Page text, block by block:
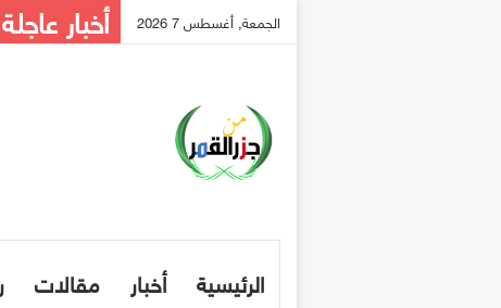
الجمعة, أغسطس 7 2026 أخبار عاجلة
الرئيسية أخبار مقالات